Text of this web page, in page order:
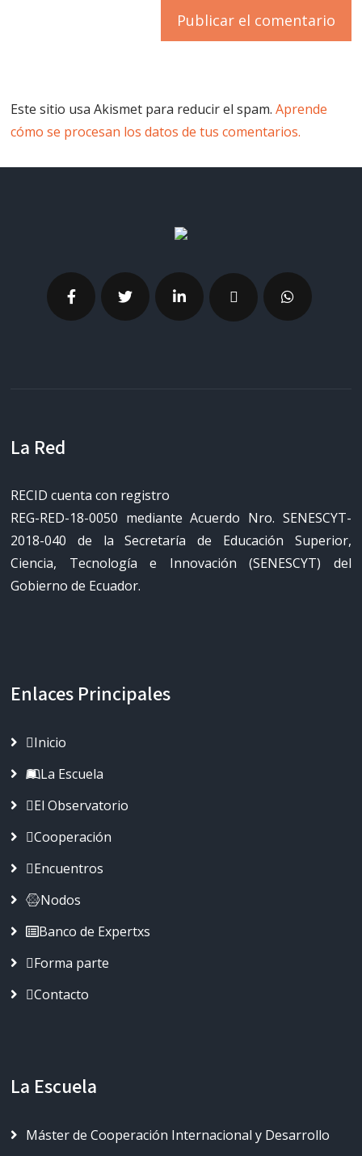
Este sitio usa Akismet para reducir el spam.Aprende
cómo se procesan los datos de tus comentarios.
La Red
RECID cuenta con registro
REG-RED-18-0050 mediante Acuerdo Nro. SENESCYT-
2018-040 de la Secretaría de Educación Superior,
Ciencia, Tecnología e Innovación (SENESCYT) del
Gobierno de Ecuador.
Enlaces Principales
Inicio
La Escuela
El Observatorio
Cooperación
Encuentros
Nodos
Banco de Expertxs
Forma parte
Contacto
La Escuela
Máster de Cooperación Internacional y Desarrollo